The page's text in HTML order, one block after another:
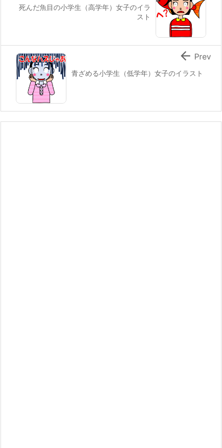
死んだ魚目の小学生（高学年）女子のイラ
スト
青ざめる小学生（低学年）女子のイラスト
 Prev